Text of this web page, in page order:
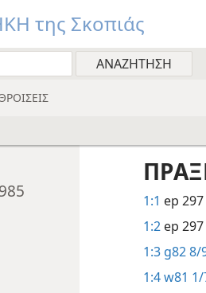
της Σκοπιάς
1:1 ep 297
1:2 ep 297
1:3 g82 8/
1:4w81 1/